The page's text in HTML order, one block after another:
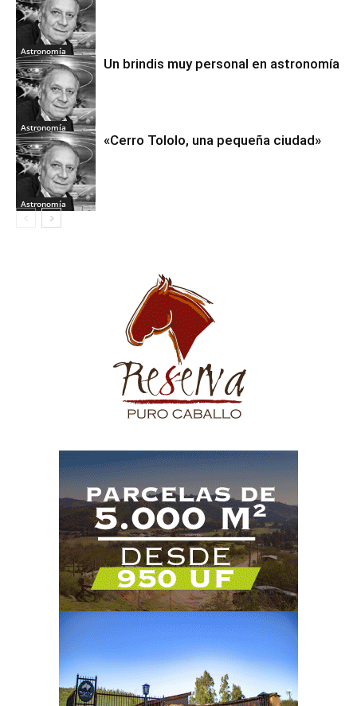
Astronomía
Astronomía
Un brindis muy personal en astronomía
Astronomía
«Cerro Tololo, una pequeña ciudad»